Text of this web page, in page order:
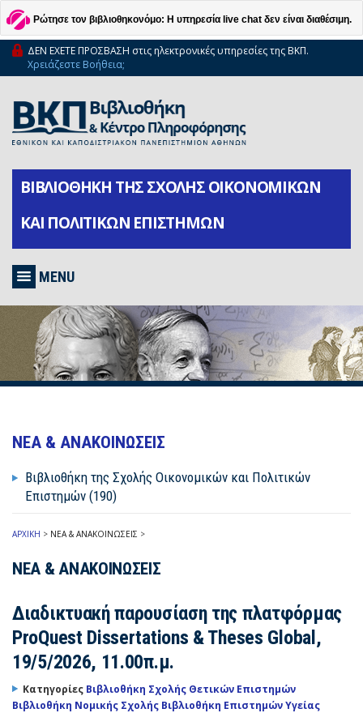
Ρώτησε τον βιβλιοθηκονόμο: Η υπηρεσία live chat δεν είναι διαθέσιμη.
ΔΕΝ ΕΧΕΤΕ ΠΡΟΣΒΑΣΗ στις ηλεκτρονικές υπηρεσίες της ΒΚΠ.
Χρειάζεστε Βοήθεια;
ΒΙΒΛΙΟΘΗΚΗ ΤΗΣ ΣΧΟΛΗΣ ΟΙΚΟΝΟΜΙΚΩΝ
ΚΑΙ ΠΟΛΙΤΙΚΩΝ ΕΠΙΣΤΗΜΩΝ
MENU
ΝΕΑ & ΑΝΑΚΟΙΝΩΣΕΙΣ
Βιβλιοθήκη της Σχολής Οικονομικών και Πολιτικών
Επιστημών (190)
ΑΡΧΙΚΗ > ΝΕΑ & ΑΝΑΚΟΙΝΩΣΕΙΣ >
ΝΕΑ & ΑΝΑΚΟΙΝΩΣΕΙΣ
Διαδικτυακή παρουσίαση της πλατφόρμας
ProQuest Dissertations & Theses Global,
19/5/2026, 11.00π.μ.
Κατηγορίες Βιβλιοθήκη Σχολής Θετικών Επιστημών
Βιβλιοθήκη Νομικής Σχολής Βιβλιοθήκη Επιστημών Υγείας